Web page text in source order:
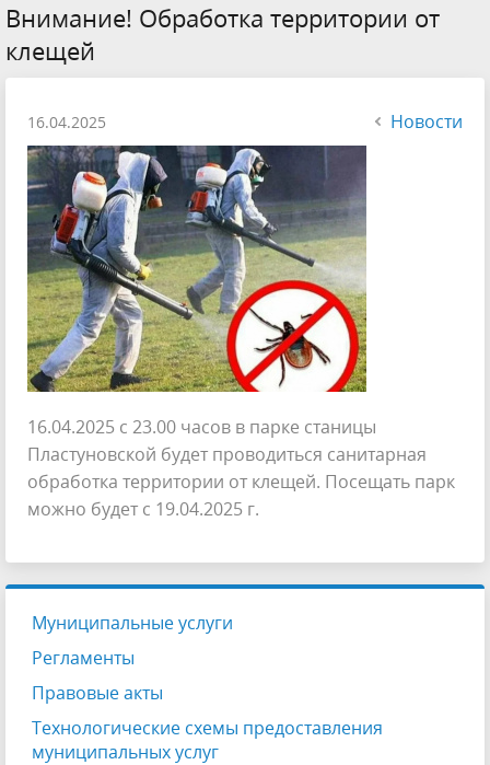
Внимание! Обработка территории от
клещей
16.04.2025 Новости
16.04.2025 с 23.00 часов в парке станицы
Пластуновской будет проводиться санитарная
обработка территории от клещей. Посещать парк
можно будет с 19.04.2025 г.
Муниципальные услуги
Регламенты
Правовые акты
Технологические схемы предоставления
муниципальных услуг